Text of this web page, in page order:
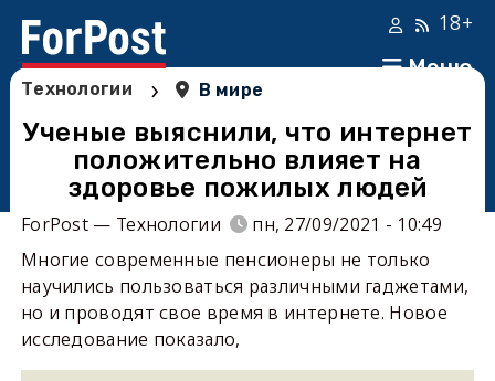
Меню
18+
Технологии › В мире
Ученые выяснили, что интернет
положительно влияет на
здоровье пожилых людей
ForPost — Технологии
пн, 27/09/2021 - 10:49
Многие современные пенсионеры не только
научились пользоваться различными гаджетами,
но и проводят свое время в интернете. Новое
исследование показало,